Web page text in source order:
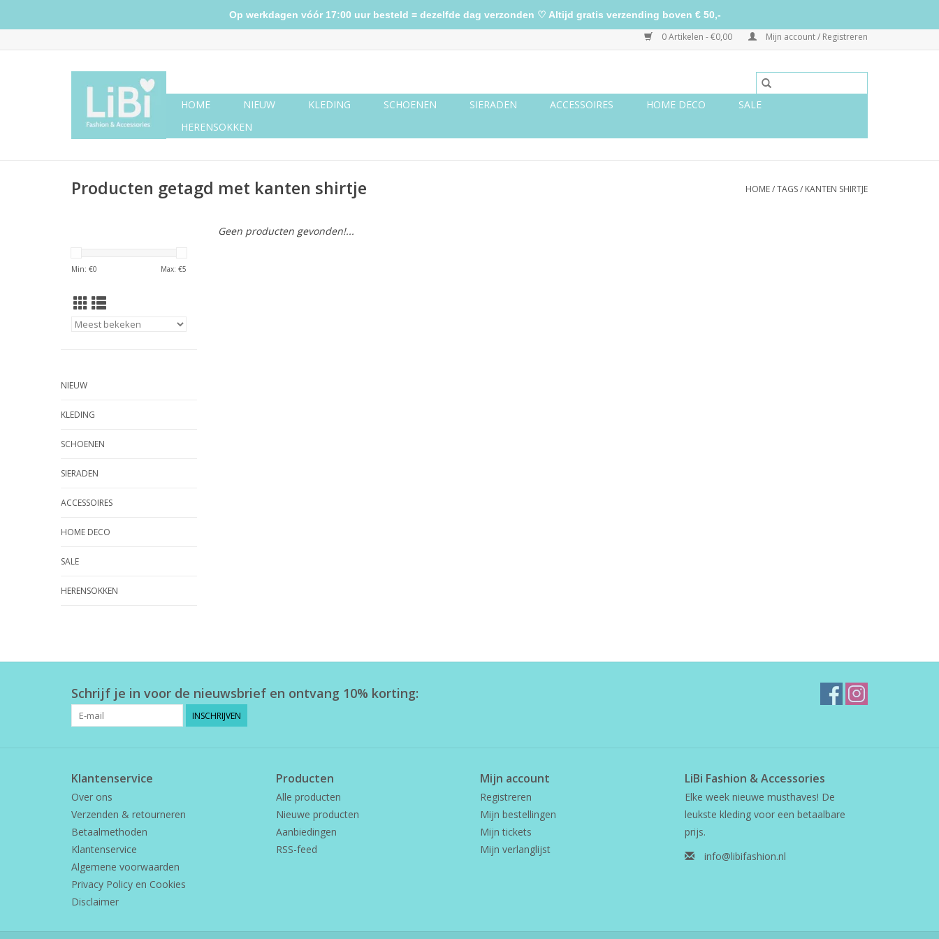
0 Artikelen - €0,00 Mijn account / Registreren
HOME NIEUW KLEDING SCHOENEN SIERADEN ACCESSOIRES HOME DECO
SALE
HERENSOKKEN
Producten getagd met kanten shirtje HOME/TAGS/ KANTEN SHIRTJE
Min: €0 Max: €5
NIEUW
KLEDING
SCHOENEN
SIERADEN
ACCESSOIRES
HOME DECO
SALE
HERENSOKKEN
Geen producten gevonden!...
Schrijf je in voor de nieuwsbrief en ontvang 10% korting:
INSCHRIJVEN
Klantenservice
Over ons
Verzenden & retourneren
Betaalmethoden
Klantenservice
Algemene voorwaarden
Privacy Policy en Cookies
Disclaimer
Producten
Alle producten
Nieuwe producten
Aanbiedingen
RSS-feed
Mijn account
Registreren
Mijn bestellingen
Mijn tickets
Mijn verlanglijst
LiBi Fashion & Accessories
Elke week nieuwe musthaves! De
leukste kleding voor een betaalbare
prijs.
info@libifashion.nl
Op werkdagen vóór 17:00 uur besteld = dezelfde dag verzonden ♡ Altijd gratis verzending boven € 50,-